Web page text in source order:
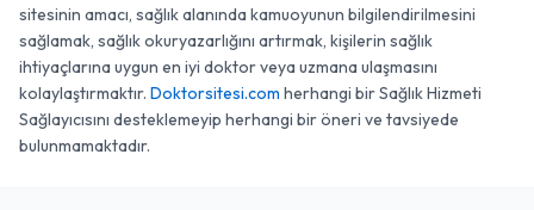
sitesinin amacı, sağlık alanında kamuoyunun bilgilendirilmesini
sağlamak, sağlık okuryazarlığını artırmak, kişilerin sağlık
ihtiyaçlarına uygun en iyi doktor veya uzmana ulaşmasını
kolaylaştırmaktır. Doktorsitesi.com herhangi bir Sağlık Hizmeti
Sağlayıcısını desteklemeyip herhangi bir öneri ve tavsiyede
bulunmamaktadır.